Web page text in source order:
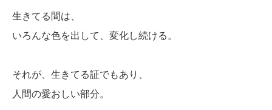
生きてる間は、
いろんな色を出して、変化し続ける。
それが、生きてる証でもあり、
人間の愛おしい部分。